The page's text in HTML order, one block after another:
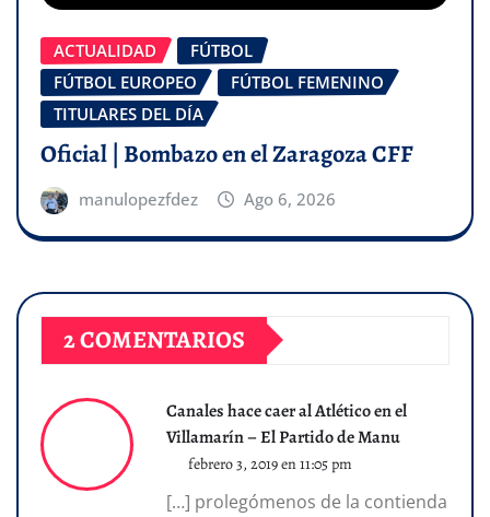
ACTUALIDAD
FÚTBOL
FÚTBOL EUROPEO
FÚTBOL FEMENINO
TITULARES DEL DÍA
Oficial | Bombazo en el Zaragoza CFF
manulopezfdez Ago 6, 2026
2 COMENTARIOS
Canales hace caer al Atlético en el
Villamarín – El Partido de Manu
febrero 3, 2019 en 11:05 pm
[…] prolegómenos de la contienda